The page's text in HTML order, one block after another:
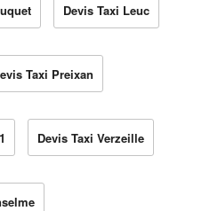
Devis Taxi Leuc
Taxi Preixan
Devis Taxi Verzeille